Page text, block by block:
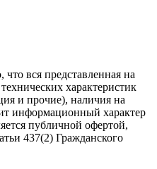
вся представленная на
характеристик
и прочие), наличия на
информационный характер
публичной офертой,
437(2) Гражданского